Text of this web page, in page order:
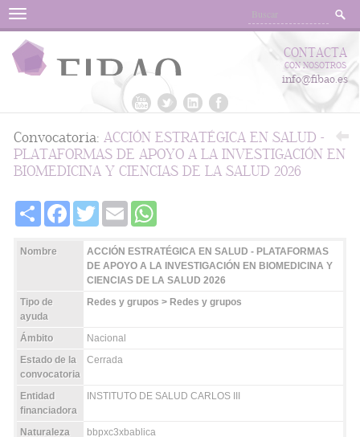
Menu
CONTACTA
CON NOSOTROS
info@fibao.es
Convocatoria: ACCIÓN ESTRATÉGICA EN SALUD -
PLATAFORMAS DE APOYO A LA INVESTIGACIÓN EN
BIOMEDICINA Y CIENCIAS DE LA SALUD 2026
Share FacebookTwitter Email
Nombre
ACCIÓN ESTRATÉGICA EN SALUD - PLATAFORMAS
DE APOYO A LA INVESTIGACIÓN EN BIOMEDICINA Y
CIENCIAS DE LA SALUD 2026
Tipo de
ayuda
Redes y grupos > Redes y grupos
Ámbito
Nacional
Estado de la
convocatoria
Cerrada
Entidad
financiadora
INSTITUTO DE SALUD CARLOS III
Naturaleza
bbpxc3xbablica